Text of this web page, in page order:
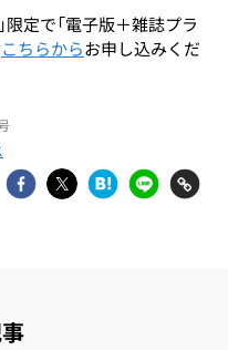
定で「電子版＋雑誌プラ
こちらからお申し込みくだ